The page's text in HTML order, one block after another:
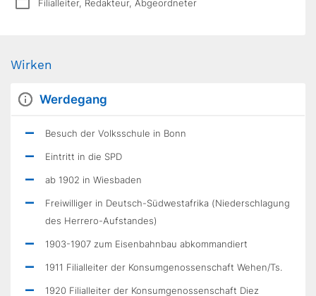
Filialleiter, Redakteur, Abgeordneter
Wirken
Werdegang
Besuch der Volksschule in Bonn
Eintritt in die SPD
ab 1902 in Wiesbaden
Freiwilliger in Deutsch-Südwestafrika (Niederschlagung
des Herrero-Aufstandes)
1903-1907 zum Eisenbahnbau abkommandiert
1911 Filialleiter der Konsumgenossenschaft Wehen/Ts.
1920 Filialleiter der Konsumgenossenschaft Diez